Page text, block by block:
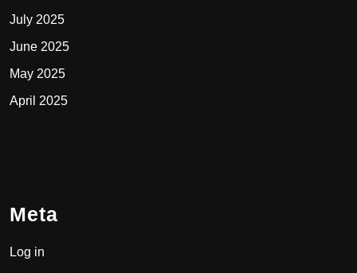
July 2025
June 2025
May 2025
April 2025
Meta
Log in